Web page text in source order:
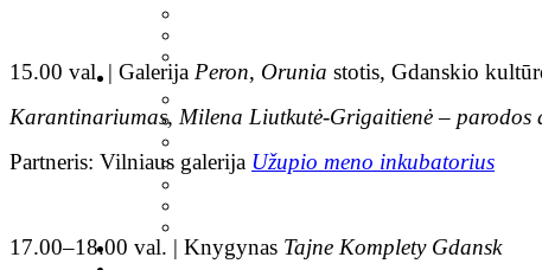
15.00 val. | Galerija Peron, Orunia stotis, Gdanskio
Karantinariumas, Milena Liutkutė-Grigaitienė – parodos
Partneris: Vilniaus galerija Užupio meno inkubatorius
17.00–18.00 val. | Knygynas Tajne Komplety Gdansk